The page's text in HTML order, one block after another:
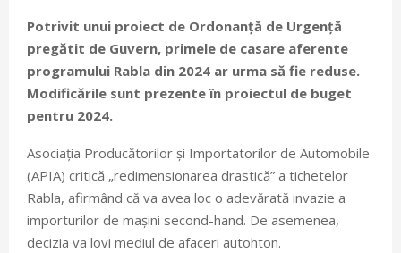
Potrivit unui proiect de Ordonanță de Urgență
pregătit de Guvern, primele de casare aferente
programului Rabla din 2024 ar urma să fie reduse.
Modificările sunt prezente în proiectul de buget
pentru 2024.
Asociația Producătorilor și Importatorilor de Automobile
(APIA) critică „redimensionarea drastică” a tichetelor
Rabla, afirmând că va avea loc o adevărată invazie a
importurilor de mașini second-hand. De asemenea,
decizia va lovi mediul de afaceri autohton.